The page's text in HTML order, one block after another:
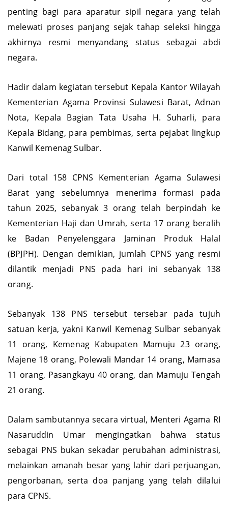
RI di Jakarta. Momen sakral ini menjadi tonggak
penting bagi para aparatur sipil negara yang telah
melewati proses panjang sejak tahap seleksi hingga
Hadir dalam kegiatan tersebut Kepala Kantor Wilayah
Kementerian Agama Provinsi Sulawesi Barat, Adnan
Nota, Kepala Bagian Tata Usaha H. Suharli, para
Kepala Bidang, para pembimas, serta pejabat lingkup
Dari total 158 CPNS Kementerian Agama Sulawesi
Barat yang sebelumnya menerima formasi pada
tahun 2025, sebanyak 3 orang telah berpindah ke
Kementerian Haji dan Umrah, serta 17 orang beralih
ke Badan Penyelenggara Jaminan Produk Halal
(BPJPH). Dengan demikian, jumlah CPNS yang resmi
Sebanyak 138 PNS tersebut tersebar pada tujuh
satuan kerja, yakni Kanwil Kemenag Sulbar sebanyak
11 orang, Kemenag Kabupaten Mamuju 23 orang,
Majene 18 orang, Polewali Mandar 14 orang, Mamasa
11 orang, Pasangkayu 40 orang, dan Mamuju Tengah
Dalam sambutannya secara virtual, Menteri Agama RI
Nasaruddin Umar mengingatkan bahwa status
sebagai PNS bukan sekadar perubahan administrasi,
melainkan amanah besar yang lahir dari perjuangan,
pengorbanan, serta doa panjang yang telah dilalui